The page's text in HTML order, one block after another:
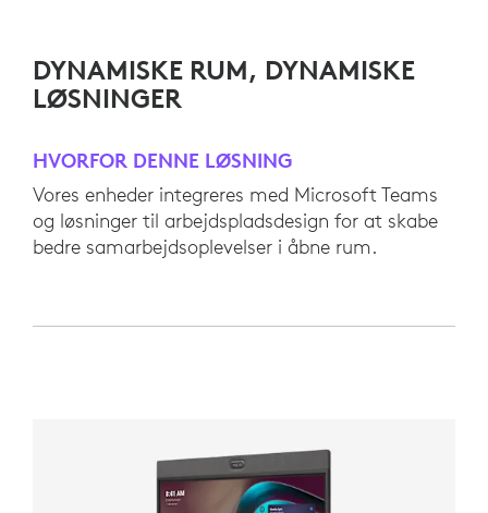
DYNAMISKE RUM, DYNAMISKE
LØSNINGER
HVORFOR DENNE LØSNING
Vores enheder integreres med Microsoft Teams
og løsninger til arbejdspladsdesign for at skabe
bedre samarbejdsoplevelser i åbne rum.